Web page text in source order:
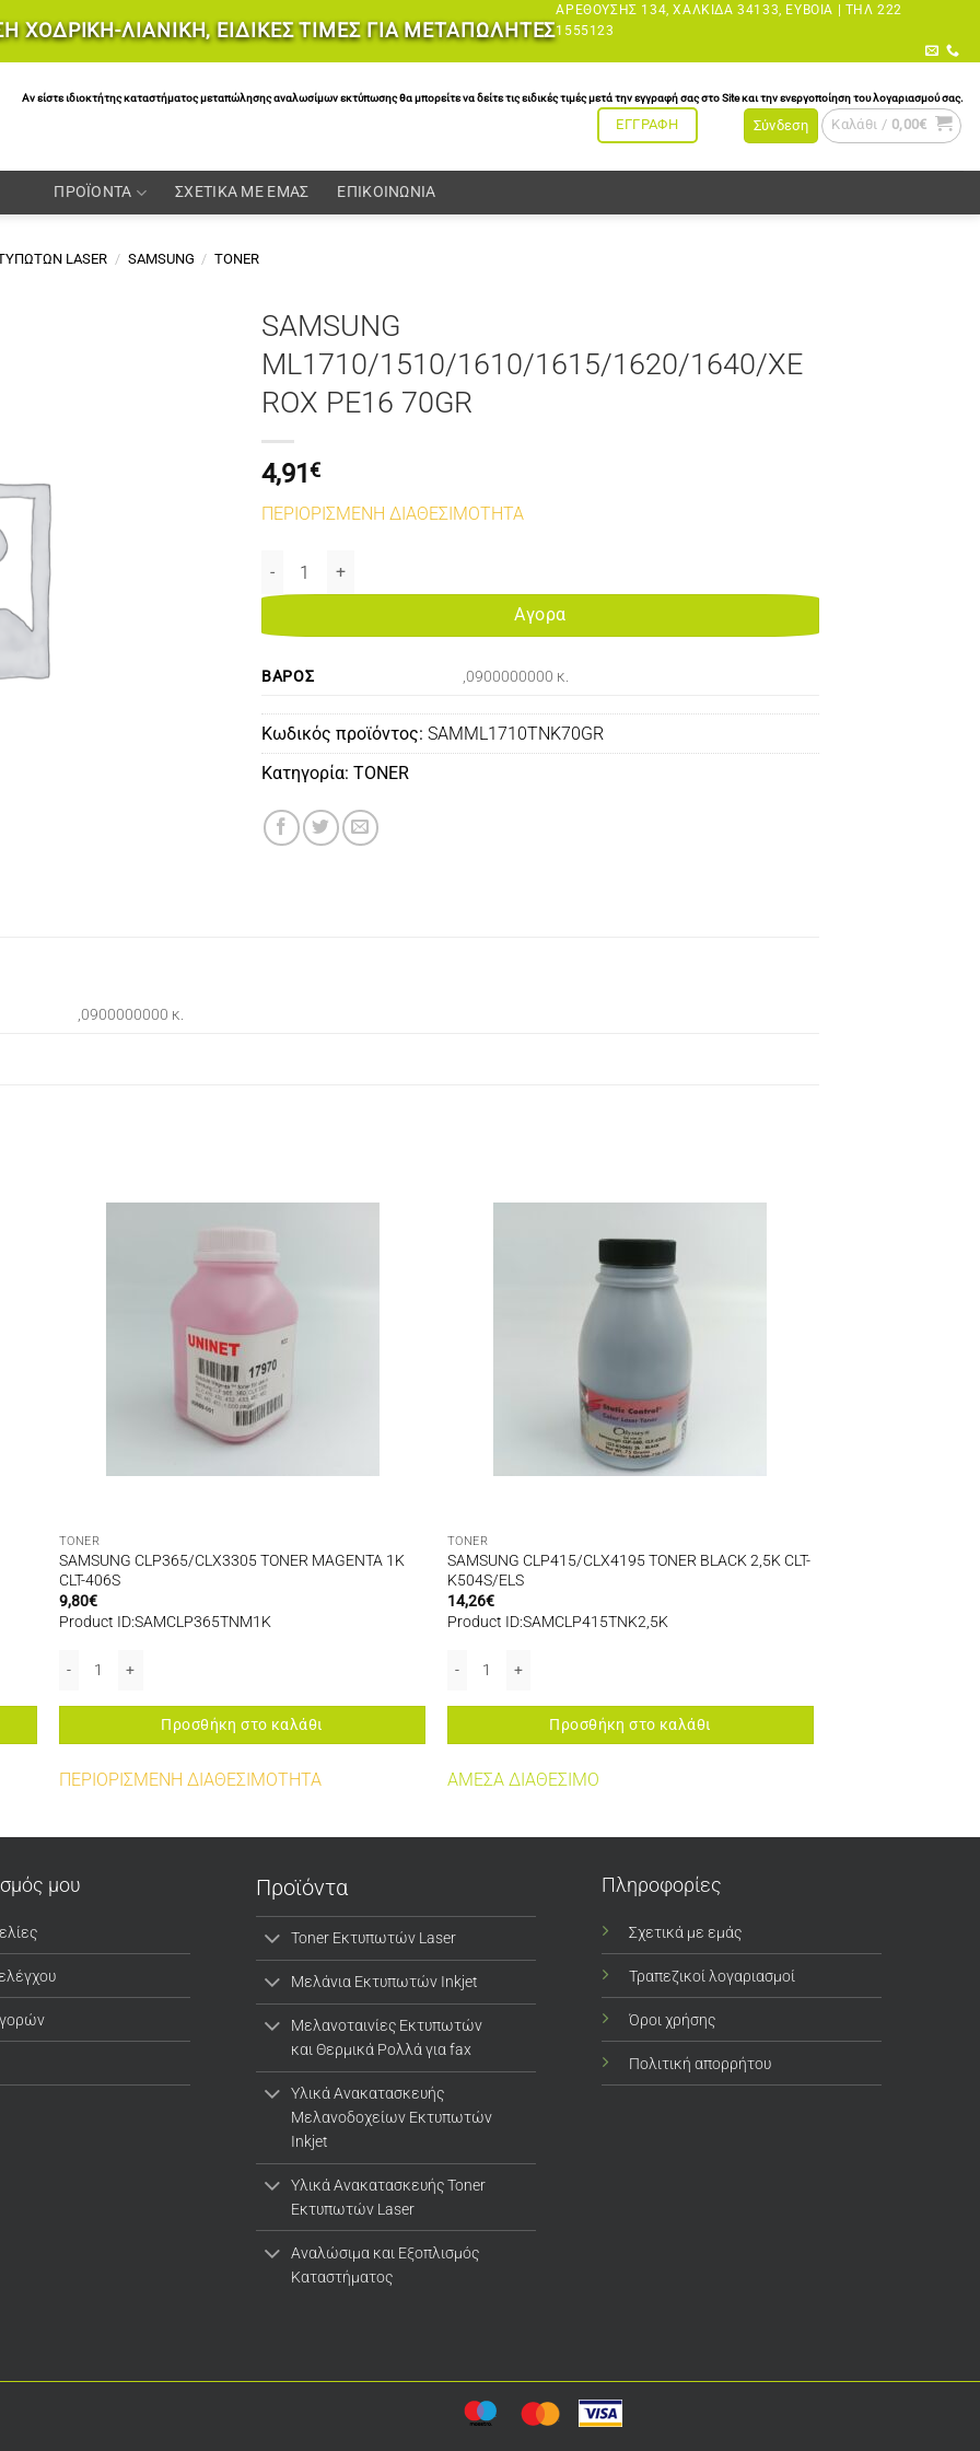
ΧΟΔΡΙΚΗ-ΛΙΑΝΙΚΗ, ΕΙΔΙΚΕΣ ΤΙΜΕΣ ΓΙΑ ΜΕΤΑΠΩΛΗΤΕΣ
ΑΡΕΘΟΎΣΗΣ 134, ΧΑΛΚΊΔΑ 34133, ΕΎΒΟΙΑ | ΤΗΛ 222
1555123
Αν είστε ιδιοκτήτης καταστήματος μεταπώλησης αναλωσίμων εκτύπωσης θα μπορείτε να δείτε τις ειδικές τιμές μετά την εγγραφή σας στο Site και την ενεργοποίηση του λογαριασμού σας.
ΕΓΓΡΑΦΗ Σύνδεση Καλάθι / 0,00€
ΠΡΟΪΟΝΤΑ ΣΧΕΤΙΚΑ ΜΕ ΕΜΑΣ ΕΠΙΚΟΙΝΩΝΙΑ
LASER / SAMSUNG / TONER
SAMSUNG
ML1710/1510/1610/1615/1620/1640/XE
ROX PE16 70GR
4,91 €
ΠΕΡΙΟΡΙΣΜΕΝΗ ΔΙΑΘΕΣΙΜΟΤΗΤΑ
SAMSUNG ML1710/1510/1610/1615/1620/1640/XEROX PE16 70GR ποσότητα
Αγορα
ΒΆΡΟΣ ,0900000000 κ.
Κωδικός προϊόντος: SAMML1710TNK70GR
Κατηγορία: TONER
,0900000000 κ.
TONER
SAMSUNG CLP365/CLX3305 TONER MAGENTA 1K
CLT-406S
9,80€
Product ID:SAMCLP365TNM1K
Προσθήκη στο καλάθι
ΠΕΡΙΟΡΙΣΜΕΝΗ ΔΙΑΘΕΣΙΜΟΤΗΤΑ
TONER
SAMSUNG CLP415/CLX4195 TONER BLACK 2,5K CLT-
K504S/ELS
14,26€
Product ID:SAMCLP415TNK2,5K
Προσθήκη στο καλάθι
ΑΜΕΣΑ ΔΙΑΘΕΣΙΜΟ
μου Προϊόντα
Toner Εκτυπωτών Laser
Μελάνια Εκτυπωτών Inkjet
Μελανοταινίες Εκτυπωτών
και Θερμικά Ρολλά για fax
Υλικά Ανακατασκευής
Μελανοδοχείων Εκτυπωτών
Inkjet
Υλικά Ανακατασκευής Toner
Εκτυπωτών Laser
Αναλώσιμα και Εξοπλισμός
Καταστήματος
Πληροφορίες
Σχετικά με εμάς
Τραπεζικοί λογαριασμοί
Όροι χρήσης
Πολιτική απορρήτου